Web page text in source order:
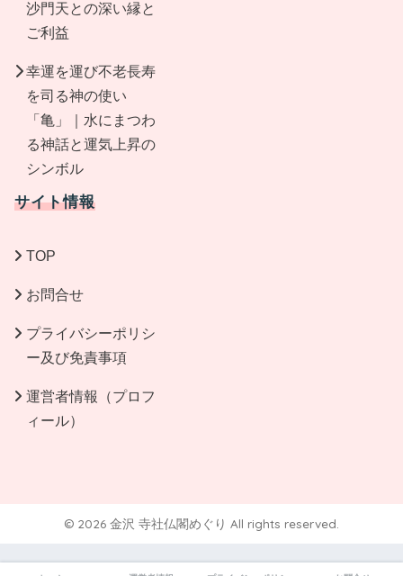
沙門天との深い縁と
ご利益
幸運を運び不老長寿
を司る神の使い
「亀」｜水にまつわ
る神話と運気上昇の
シンボル
サイト情報
TOP
お問合せ
プライバシーポリシ
ー及び免責事項
運営者情報（プロフ
ィール）
© 2026 金沢 寺社仏閣めぐり All rights reserved.